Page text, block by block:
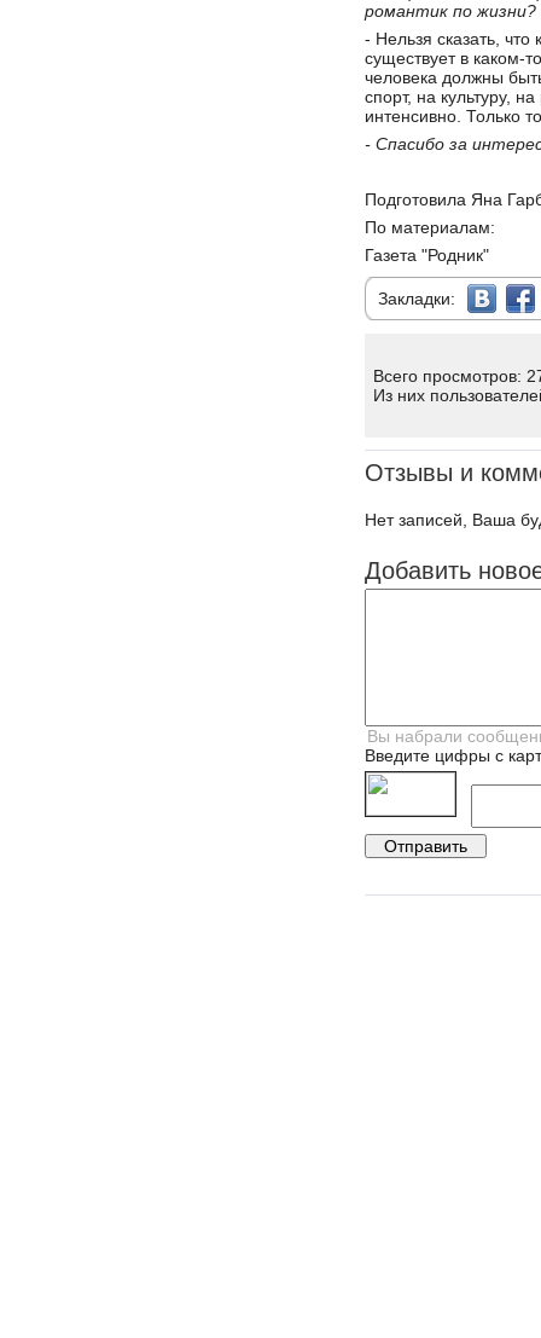
романтик по жизни?
- Нельзя сказать, что
существует в каком-
человека должны
спорт, на культуру,
интенсивно. Только
- Спасибо за
Подготовила Яна
По материалам:
Газета "Родник"
Закладки:
Всего просмотров:
Из них
Отзывы и
Нет записей, Ваша
Добавить
Введите цифры с